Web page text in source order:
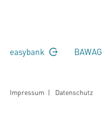
easybank BAWAG
Impressum | Datenschutz